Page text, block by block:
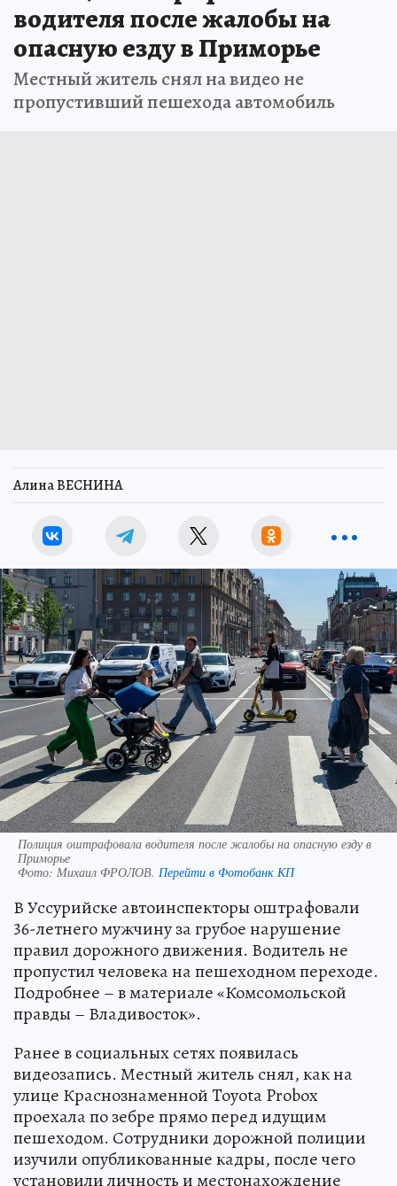
водителя после жалобы на
опасную езду в Приморье
Местный житель снял на видео не
пропустивший пешехода автомобиль
Алина ВЕСНИНА
Полиция оштрафовала водителя после жалобы на опасную езду в
Приморье
Фото: Михаил ФРОЛОВ. Перейти в Фотобанк КП
В Уссурийске автоинспекторы оштрафовали
36-летнего мужчину за грубое нарушение
правил дорожного движения. Водитель не
пропустил человека на пешеходном переходе.
Подробнее – в материале «Комсомольской
правды – Владивосток».
Ранее в социальных сетях появилась
видеозапись. Местный житель снял, как на
улице Краснознаменной Toyota Probox
проехала по зебре прямо перед идущим
пешеходом. Сотрудники дорожной полиции
изучили опубликованные кадры, после чего
установили личность и местонахождение